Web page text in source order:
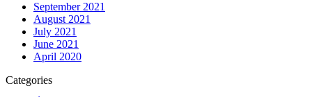
September 2021
August 2021
July 2021
June 2021
April 2020
Categories